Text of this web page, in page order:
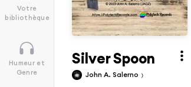
Votre
bibliothèque
Humeur et
Genre
Silver Spoon
John A. Salerno